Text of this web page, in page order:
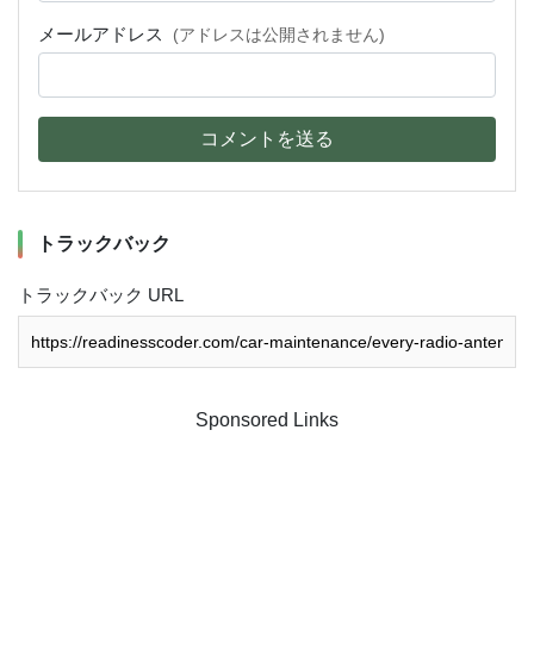
メールアドレス (アドレスは公開されません)
コメントを送る
トラックバック
トラックバック URL
Sponsored Links